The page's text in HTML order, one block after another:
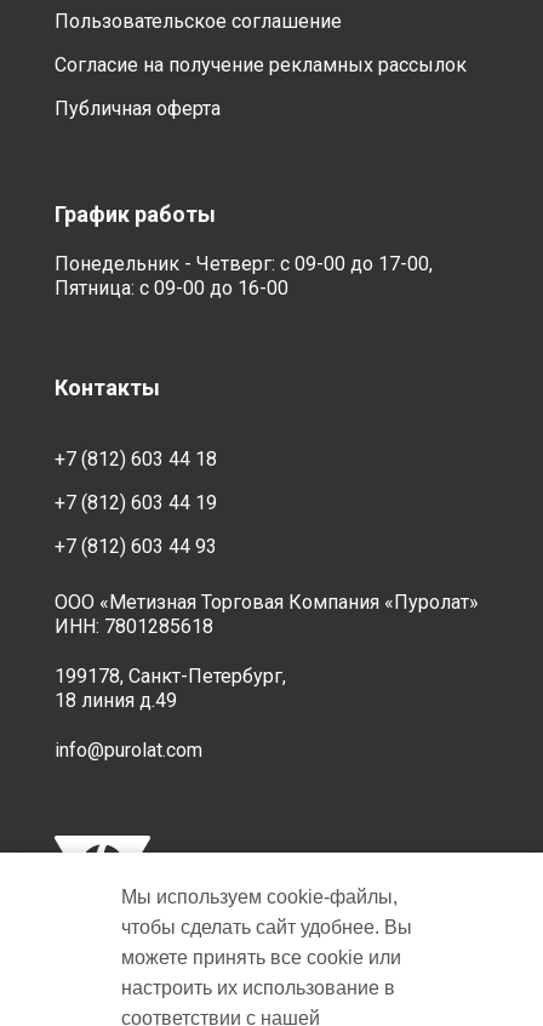
Пользовательское соглашение
Согласие на получение рекламных рассылок
Публичная оферта
График работы
Понедельник - Четверг: с 09-00 до 17-00,
Пятница: с 09-00 до 16-00
Контакты
+7 (812) 603 44 18
+7 (812) 603 44 19
+7 (812) 603 44 93
ООО «Метизная Торговая Компания «Пуролат»
ИНН: 7801285618
199178, Санкт-Петербург,
18 линия д.49
info@purolat.com
Copyright © 2001-2026 Пуролат.
Мы используем cookie‑файлы,
чтобы сделать сайт удобнее. Вы
можете принять все cookie или
настроить их использование в
соответствии с нашей